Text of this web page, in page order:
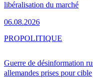
libéralisation du marché
06.08.2026
Guerre de désinformation
allemandes prises pour cible
PROPOLITIQUE